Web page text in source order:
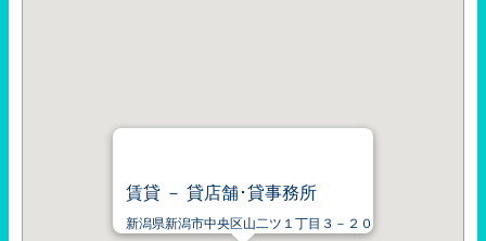
賃貸 － 貸店舗･貸事務所
新潟県新潟市中央区山二ツ１丁目３－２０